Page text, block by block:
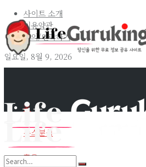
사이트 소개
이용약관
문의/연락하기
일요일, 8월 9, 2026
홈
뉴스분석
교육
홈